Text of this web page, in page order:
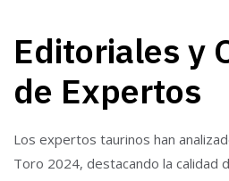
Editoriales y
de Expertos
Los expertos taurinos han
Toro 2024, destacando la calidad